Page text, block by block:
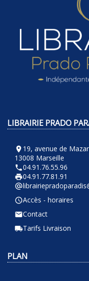
LIBRAIRIE PRADO
room 19, avenue de
13008 Marseille
phone04.91.76.55.96
local_printshop04.91.77.81.91
alternate_email
query_builderAccès - horaires
emailContact
local_shippingTarifs Livraison
PLAN